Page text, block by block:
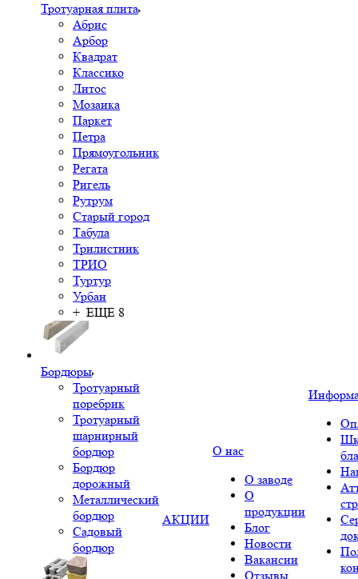
Тротуарная плита
Абрис
Арбор
Квадрат
Классико
Литос
Мозаика
Паркет
Петра
Прямоугольник
Регата
Ригель
Рутрум
Старый город
Табула
Трилистник
ТРИО
Туртур
Урбан
+ ЕЩЕ 8
Бордюры
Тротуарный
поребрик
Тротуарный
шарнирный
бордюр
Бордюр
дорожный
Металлический
бордюр
Садовый
бордюр
АКЦИИ
О нас
О заводе
О
продукции
Блог
Новости
Вакансии
Отзывы